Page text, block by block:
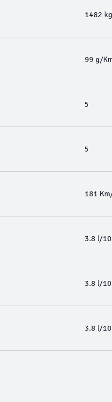
1482 kg
99 g/
5
5
181
3.8 l/
3.8 l/
3.8 l/